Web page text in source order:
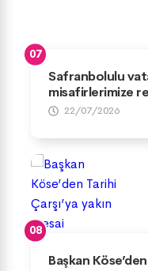
Safranbolulu
misafirlerimize
22/07/2026
Başkan